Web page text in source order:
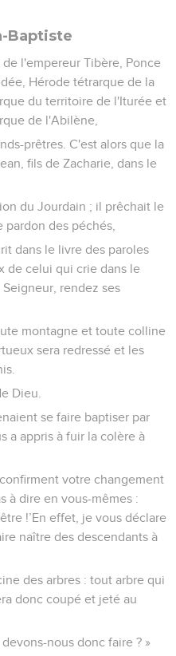
Baptiste
l'empereur Tibère, Ponce
Hérode tétrarque de la
du territoire de l'Iturée et
de l'Abilène,
prêtres. C'est alors que la
fils de Zacharie, dans le
du Jourdain ; il prêchait le
des péchés,
dans le livre des paroles
de celui qui crie dans le
Seigneur, rendez ses
montagne et toute colline
sera redressé et les
Dieu.
se faire baptiser par
a appris à fuir la colère à
votre changement
à dire en vous-mêmes :
!’En effet, je vous déclare
naître des descendants à
des arbres : tout arbre qui
donc coupé et jeté au
nous donc faire ? »